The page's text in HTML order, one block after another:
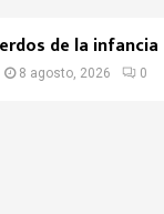
de la infancia
8 agosto, 2026 0